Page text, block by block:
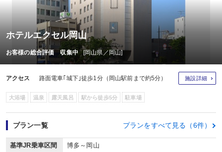
ホテルエクセル岡山
お客様の総合評価 収集中 [岡山県／岡山]
アクセス 路面電車｢城下｣徒歩1分（岡山駅前まで約5分） 施設詳細
大浴場 温泉 露天風呂 駅から徒歩5分 駐車場
プラン一覧 プランをすべて見る（6件）
基準JR乗車区間 博多～岡山